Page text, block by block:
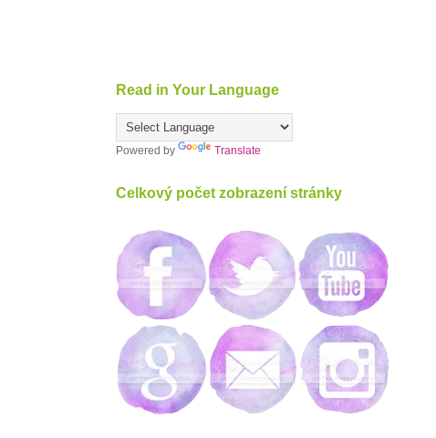
Read in Your Language
Powered by Translate
Celkový počet zobrazení stránky